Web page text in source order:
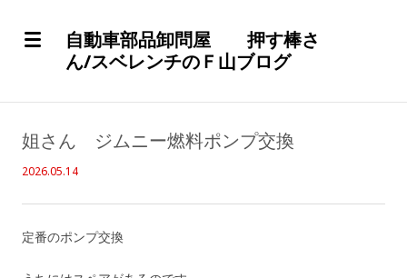
自動車部品卸問屋 押す棒さ
ん/スベレンチのＦ山ブログ
姐さん ジムニー燃料ポンプ交換
2026.05.14
定番のポンプ交換